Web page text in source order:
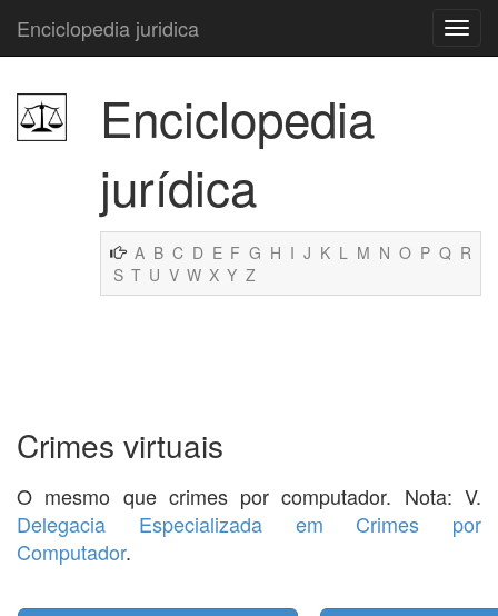
Enciclopedia juridica
Enciclopedia
jurídica
A B C D E F G H I J K L M N O P Q R
S T U V W X Y Z
Crimes virtuais
O mesmo que crimes por computador. Nota: V.
Delegacia Especializada em Crimes por
Computador.